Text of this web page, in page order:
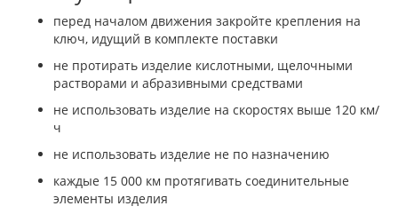
перед началом движения закройте крепления на
ключ, идущий в комплекте поставки
не протирать изделие кислотными, щелочными
растворами и абразивными средствами
не использовать изделие на скоростях выше 120 км/
ч
не использовать изделие не по назначению
каждые 15 000 км протягивать соединительные
элементы изделия